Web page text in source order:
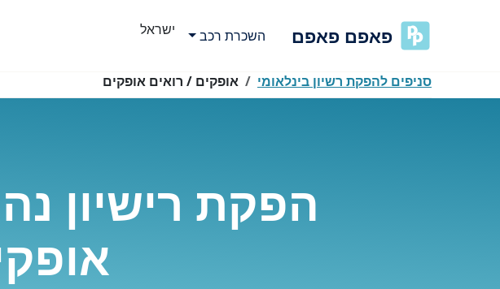
פאפם פאפם השכרת רכב
ישראל
סניפים להפקת רשיון בינלאומי
אופקים / רואים אופקים
הפקת רישיון